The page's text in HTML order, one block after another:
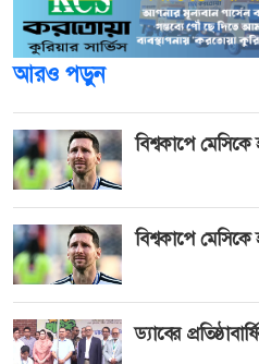
আরও পড়ুন
বিশ্বকাপে
বিশ্বকাপে
ড্যাবের